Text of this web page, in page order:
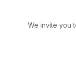
We invite you